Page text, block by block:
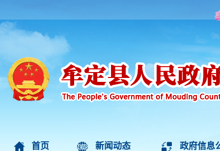
首页 新闻动态 政府信息